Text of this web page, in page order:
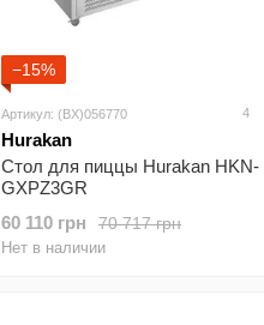
−15%
Артикул: (BX)056770 4
Hurakan
Стол для пиццы Hurakan HKN-
GXPZ3GR
70 717 грн
60 110 грн
Нет в наличии